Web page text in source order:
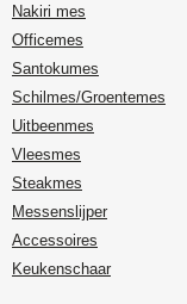
Nakiri mes
Officemes
Santokumes
Schilmes/Groentemes
Uitbeenmes
Vleesmes
Steakmes
Messenslijper
Accessoires
Keukenschaar